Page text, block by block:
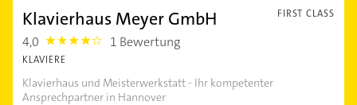
FIRST CLASS
Klavierhaus Meyer GmbH
4,0 4.0 1 Bewertung
KLAVIERE
Klavierhaus und Meisterwerkstatt - Ihr kompetenter
Ansprechpartner in Hannover